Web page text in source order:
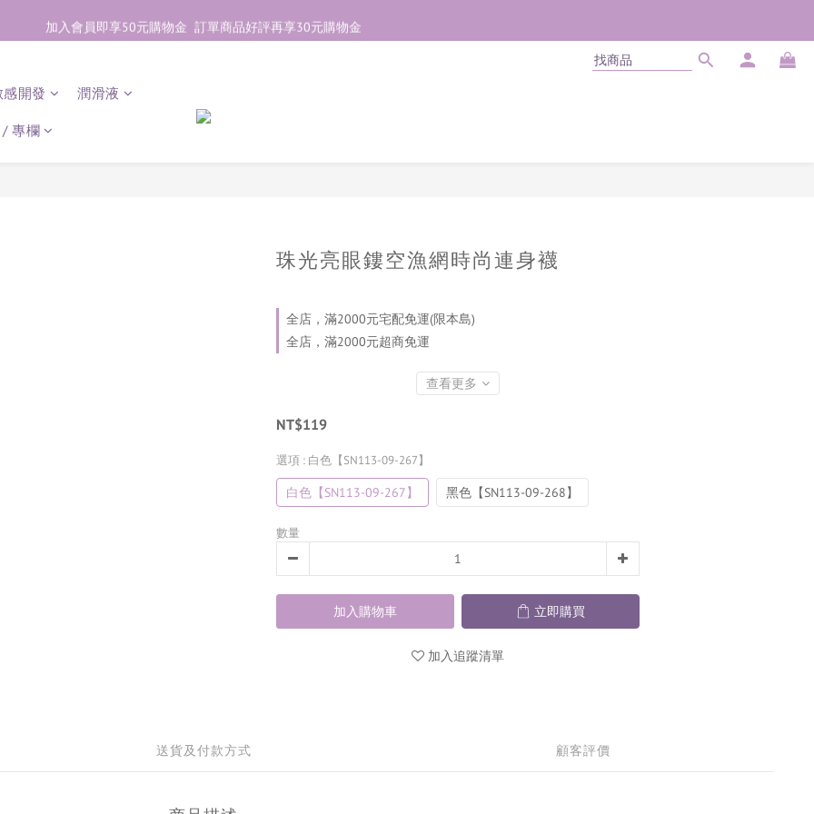
加入會員即享50元購物金  訂單商品好評再享30元購物金
加入會員即享50元購物金  訂單商品好評再享30元購物金
加入會員即享50元購物金  訂單商品好評再享30元購物金
感開發 潤滑液
專欄
珠光亮眼鏤空漁網時尚連身襪
全店，滿2000元宅配免運(限本島)
全店，滿2000元超商免運
查看更多
NT$119
選項 : 白色【SN113-09-267】
白色【SN113-09-267】 黑色【SN113-09-268】
數量
加入購物車 立即購買
加入追蹤清單
送貨及付款方式 顧客評價